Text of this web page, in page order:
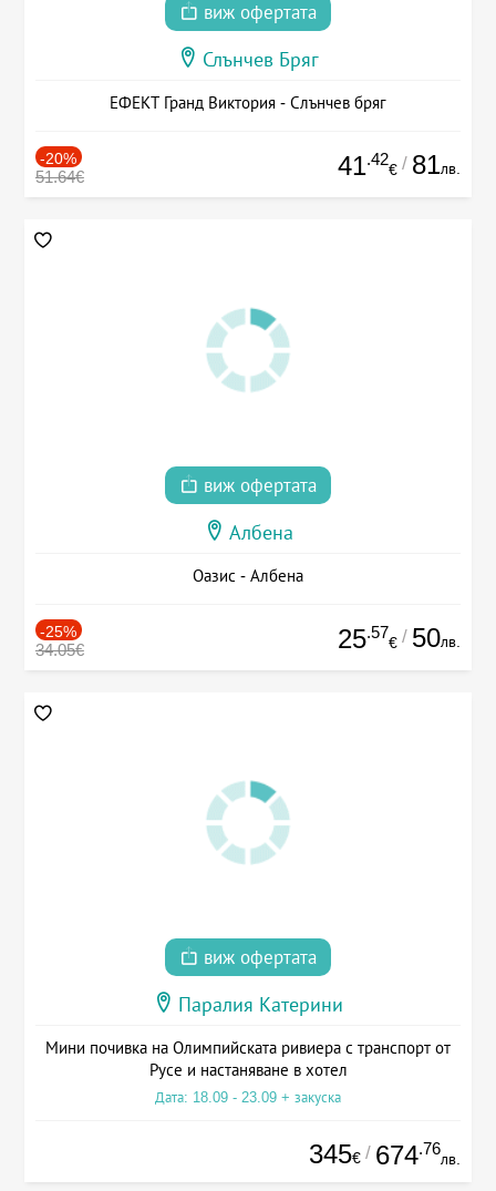
виж офертата
Слънчев Бряг
ЕФЕКТ Гранд Виктория - Слънчев бряг
-20%
51.64€ 41.42
€ / 81лв.
виж офертата
Албена
Оазис - Албена
-25%
34.05€ 25.57
€ / 50лв.
виж офертата
Паралия Катерини
Мини почивка на Олимпийската ривиера с транспорт от
Русе и настаняване в хотел
Дата: 18.09 - 23.09 + закуска
345€ / 674.76
лв.